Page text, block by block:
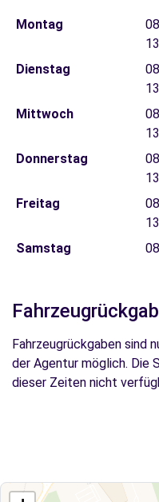
Montag
Dienstag
Mittwoch
Donnerstag
Freitag
Samstag
Fahrzeugrückgaben sind
der Agentur möglich. Die
dieser Zeiten nicht